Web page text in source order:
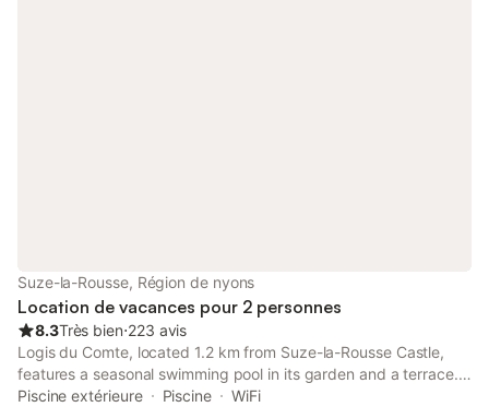
Suze-la-Rousse, Région de nyons
Location de vacances pour 2 personnes
8.3Très bien⋅223 avis
Logis du Comte, located 1.2 km from Suze-la-Rousse Castle,
features a seasonal swimming pool in its garden and a terrace.
The accommodations have free Wi-Fi access and the living
Piscine extérieure Piscine
WiFi